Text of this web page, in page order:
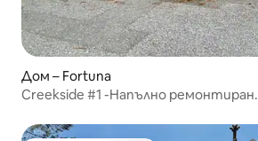
Дом – Fortuna
Creekside #1 -Напълно ремонтиран.